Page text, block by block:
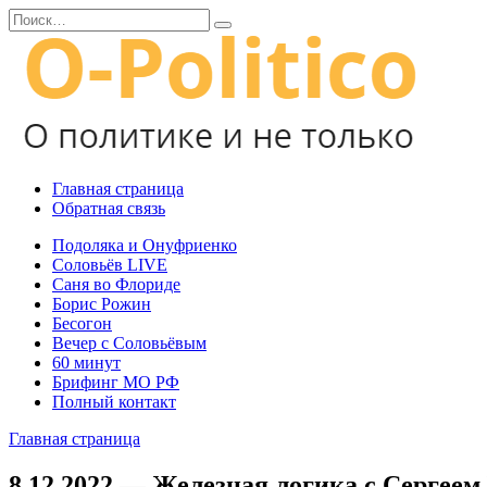
Перейти
к
содержанию
Search
for:
Главная страница
Обратная связь
Подоляка и Онуфриенко
Соловьёв LIVE
Саня во Флориде
Борис Рожин
Бесогон
Вечер с Соловьёвым
60 минут
Брифинг МО РФ
Полный контакт
Главная страница